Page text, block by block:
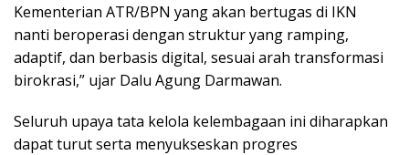
Kementerian ATR/BPN yang akan bertugas di IKN
nanti beroperasi dengan struktur yang ramping,
adaptif, dan berbasis digital, sesuai arah transformasi
birokrasi,” ujar Dalu Agung Darmawan.
Seluruh upaya tata kelola kelembagaan ini diharapkan
dapat turut serta menyukseskan progres